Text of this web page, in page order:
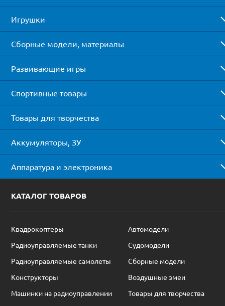
Игрушки
Сборные модели, материалы
Развивающие игры
Спортивные товары
Товары для творчества
Аккумуляторы, ЗУ
Аппаратура и электроника
КАТАЛОГ ТОВАРОВ
Квадрокоптеры
Автомодели
Радиоуправляемые танки
Судомодели
Радиоуправляемые самолеты
Сборные модели
Конструкторы
Воздушные змеи
Машинки на радиоуправлении
Товары для творчества